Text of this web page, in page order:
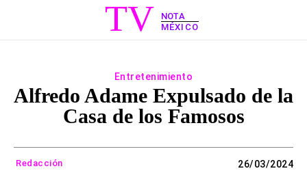
TV
NOTA
MÉXICO
Entretenimiento
Alfredo Adame Expulsado de la
Casa de los Famosos
Redacción 26/03/2024